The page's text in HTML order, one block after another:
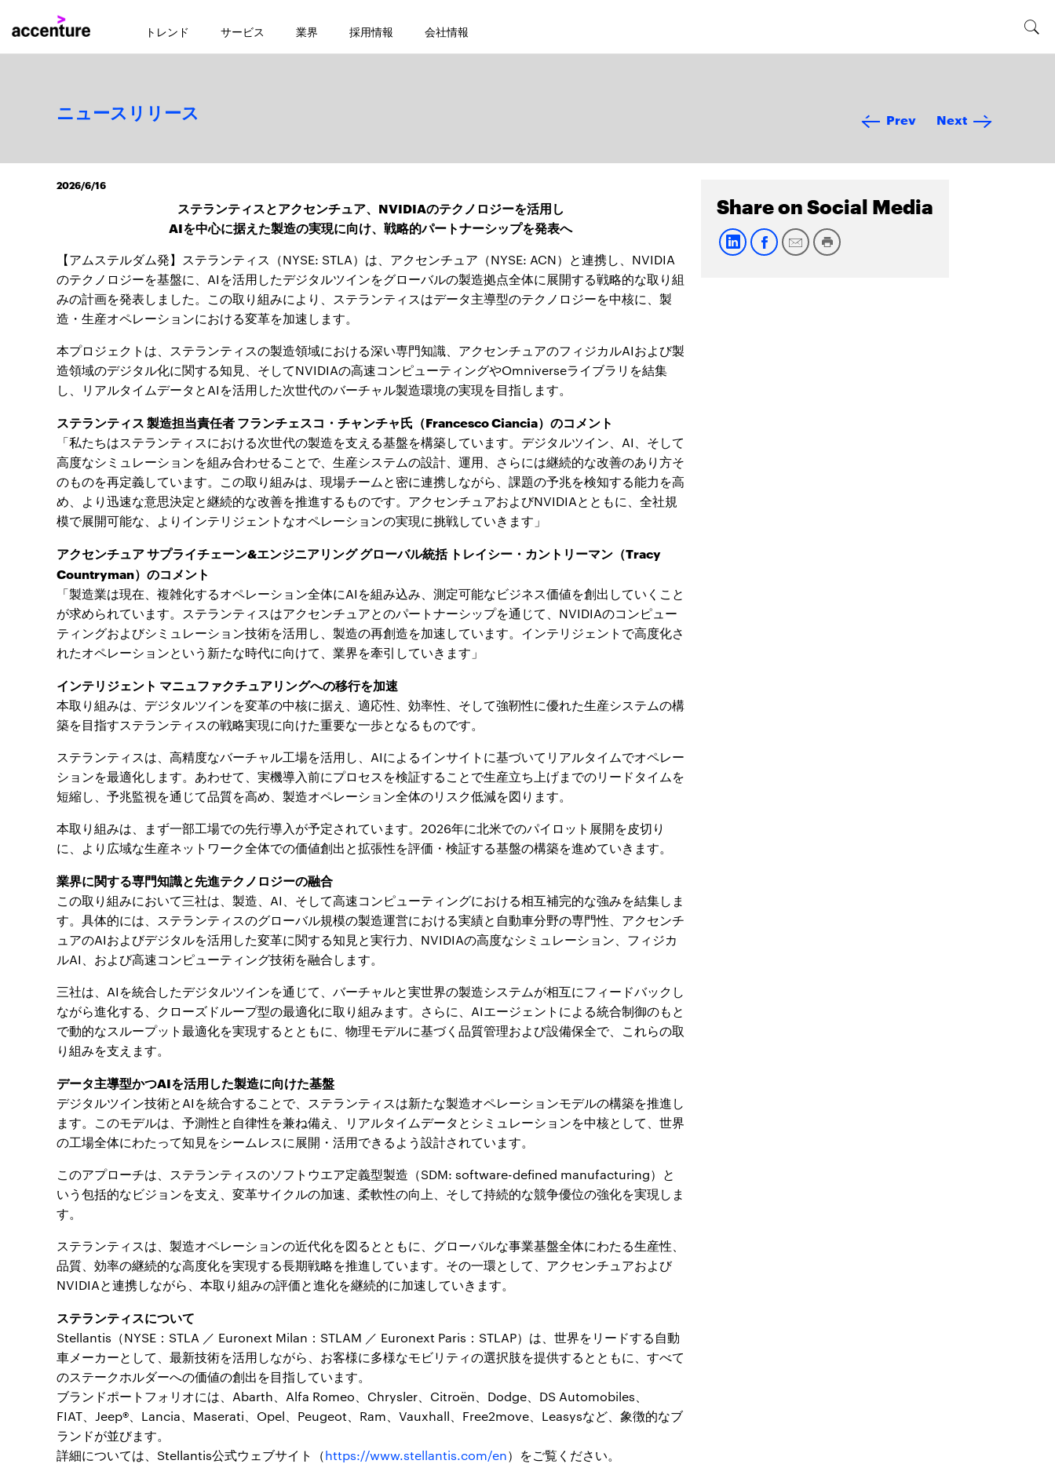
トレンド サービス 業界 採用情報 会社情報
ニュースリリース Prev Next
2026/6/16
ステランティスとアクセンチュア、NVIDIAのテクノロジーを活用し
AIを中心に据えた製造の実現に向け、戦略的パートナーシップを発表へ
【アムステルダム発】ステランティス（NYSE: STLA）は、アクセンチュア（NYSE: ACN）と連携し、NVIDIA
のテクノロジーを基盤に、AIを活用したデジタルツインをグローバルの製造拠点全体に展開する戦略的な取り組
みの計画を発表しました。この取り組みにより、ステランティスはデータ主導型のテクノロジーを中核に、製
造・生産オペレーションにおける変革を加速します。
本プロジェクトは、ステランティスの製造領域における深い専門知識、アクセンチュアのフィジカルAIおよび製
造領域のデジタル化に関する知見、そしてNVIDIAの高速コンピューティングやOmniverseライブラリを結集
し、リアルタイムデータとAIを活用した次世代のバーチャル製造環境の実現を目指します。
ステランティス 製造担当責任者 フランチェスコ・チャンチャ氏（Francesco Ciancia）のコメント
「私たちはステランティスにおける次世代の製造を支える基盤を構築しています。デジタルツイン、AI、そして
高度なシミュレーションを組み合わせることで、生産システムの設計、運用、さらには継続的な改善のあり方そ
のものを再定義しています。この取り組みは、現場チームと密に連携しながら、課題の予兆を検知する能力を高
め、より迅速な意思決定と継続的な改善を推進するものです。アクセンチュアおよびNVIDIAとともに、全社規
模で展開可能な、よりインテリジェントなオペレーションの実現に挑戦していきます」
アクセンチュア サプライチェーン&エンジニアリング グローバル統括 トレイシー・カントリーマン（Tracy
Countryman）のコメント
「製造業は現在、複雑化するオペレーション全体にAIを組み込み、測定可能なビジネス価値を創出していくこと
が求められています。ステランティスはアクセンチュアとのパートナーシップを通じて、NVIDIAのコンピュー
ティングおよびシミュレーション技術を活用し、製造の再創造を加速しています。インテリジェントで高度化さ
れたオペレーションという新たな時代に向けて、業界を牽引していきます」
インテリジェント マニュファクチュアリングへの移行を加速
本取り組みは、デジタルツインを変革の中核に据え、適応性、効率性、そして強靭性に優れた生産システムの構
築を目指すステランティスの戦略実現に向けた重要な一歩となるものです。
ステランティスは、高精度なバーチャル工場を活用し、AIによるインサイトに基づいてリアルタイムでオペレー
ションを最適化します。あわせて、実機導入前にプロセスを検証することで生産立ち上げまでのリードタイムを
短縮し、予兆監視を通じて品質を高め、製造オペレーション全体のリスク低減を図ります。
本取り組みは、まず一部工場での先行導入が予定されています。2026年に北米でのパイロット展開を皮切り
に、より広域な生産ネットワーク全体での価値創出と拡張性を評価・検証する基盤の構築を進めていきます。
業界に関する専門知識と先進テクノロジーの融合
この取り組みにおいて三社は、製造、AI、そして高速コンピューティングにおける相互補完的な強みを結集しま
す。具体的には、ステランティスのグローバル規模の製造運営における実績と自動車分野の専門性、アクセンチ
ュアのAIおよびデジタルを活用した変革に関する知見と実行力、NVIDIAの高度なシミュレーション、フィジカ
ルAI、および高速コンピューティング技術を融合します。
三社は、AIを統合したデジタルツインを通じて、バーチャルと実世界の製造システムが相互にフィードバックし
ながら進化する、クローズドループ型の最適化に取り組みます。さらに、AIエージェントによる統合制御のもと
で動的なスループット最適化を実現するとともに、物理モデルに基づく品質管理および設備保全で、これらの取
り組みを支えます。
データ主導型かつAIを活用した製造に向けた基盤
デジタルツイン技術とAIを統合することで、ステランティスは新たな製造オペレーションモデルの構築を推進し
ます。このモデルは、予測性と自律性を兼ね備え、リアルタイムデータとシミュレーションを中核として、世界
の工場全体にわたって知見をシームレスに展開・活用できるよう設計されています。
このアプローチは、ステランティスのソフトウエア定義型製造（SDM: software-defined manufacturing）と
いう包括的なビジョンを支え、変革サイクルの加速、柔軟性の向上、そして持続的な競争優位の強化を実現しま
す。
ステランティスは、製造オペレーションの近代化を図るとともに、グローバルな事業基盤全体にわたる生産性、
品質、効率の継続的な高度化を実現する長期戦略を推進しています。その一環として、アクセンチュアおよび
NVIDIAと連携しながら、本取り組みの評価と進化を継続的に加速していきます。
ステランティスについて
Stellantis（NYSE：STLA ／ Euronext Milan：STLAM ／ Euronext Paris：STLAP）は、世界をリードする自動
車メーカーとして、最新技術を活用しながら、お客様に多様なモビリティの選択肢を提供するとともに、すべて
のステークホルダーへの価値の創出を目指しています。
ブランドポートフォリオには、Abarth、Alfa Romeo、Chrysler、Citroën、Dodge、DS Automobiles、
FIAT、Jeep®、Lancia、Maserati、Opel、Peugeot、Ram、Vauxhall、Free2move、Leasysなど、象徴的なブ
ランドが並びます。
詳細については、Stellantis公式ウェブサイト（https://www.stellantis.com/en）をご覧ください。
Share on Social Media